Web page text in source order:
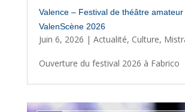
Valence – Festival de théâtre amateur
ValenScène 2026
Juin 6, 2026 | Actualité, Culture,
Ouverture du festival 2026 à Fabrico